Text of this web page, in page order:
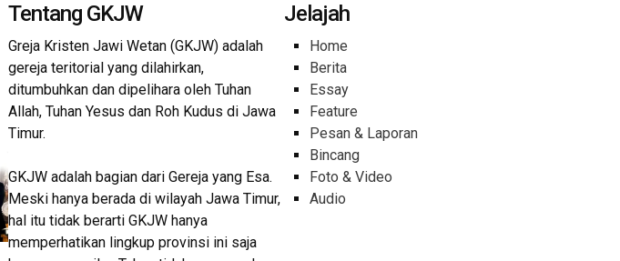
Tentang GKJW
Greja Kristen Jawi Wetan (GKJW) adalah
gereja teritorial yang dilahirkan,
ditumbuhkan dan dipelihara oleh Tuhan
Allah, Tuhan Yesus dan Roh Kudus di Jawa
Timur.
GKJW adalah bagian dari Gereja yang Esa.
Meski hanya berada di wilayah Jawa Timur,
hal itu tidak berarti GKJW hanya
memperhatikan lingkup provinsi ini saja
Jelajah
Home
Berita
Essay
Feature
Pesan & Laporan
Bincang
Foto & Video
Audio